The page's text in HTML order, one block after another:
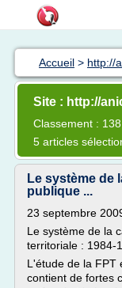
Accueil > http://
Site : http://
Classement :
5 articles
Le système de
publique ...
23 septembre
Le système de la
territoriale : 1984-
L'étude de la FPT
contient de fortes